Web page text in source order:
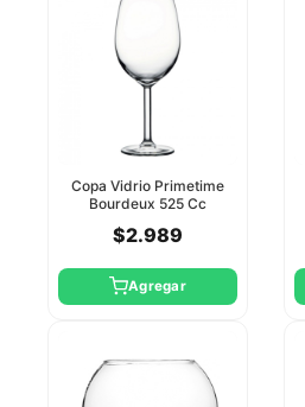
Copa Vidrio Primetime
Bourdeux 525 Cc
$2.989
Agregar